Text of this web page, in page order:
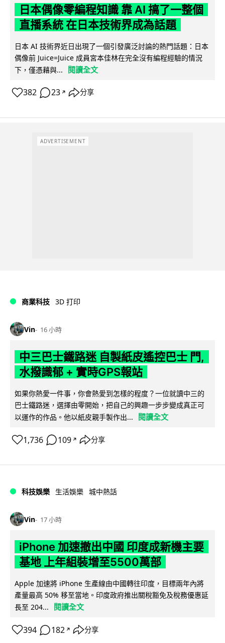
日本偶像零編程知識 靠 AI 搞了一整個
直播系統 在日本技術界成為話題
日本 AI 技術界近日出現了一個引發廣泛討論的熱門話題：日本
偶像前 Juice=Juice 成員宮本佳林在完全沒有編程經驗的情況
下，僅憑藉與...
閱讀全文
382 23 ↗ 分享
ADVERTISEMENT
商業科技 3D 打印
Vin 16 小時
中三巴士鐵路迷 自製紙皮遙控巴士 門,
水撥識郁 + 實時GPS報站
如果你熱愛一件事，你會熱愛到怎樣的程度？一位就讀中三的
巴士鐵路迷，選擇由零開始，把自己的興趣一步步變成真正可
以運作的作品。他以紙皮親手製作出...
閱讀全文
1,736 109 ↗ 分享
科技娛樂 生活娛樂 城中熱話
Vin 17 小時
iPhone 加速撤出中國 印度成新機主要
基地 上年組裝增至5500萬部
Apple 加速將 iPhone 生產線由中國轉往印度，目標兩年內將
產量最高 50% 移至當地。印度政府推出關稅豁免及稅務優惠延
長至 204...
閱讀全文
394 182 ↗ 分享